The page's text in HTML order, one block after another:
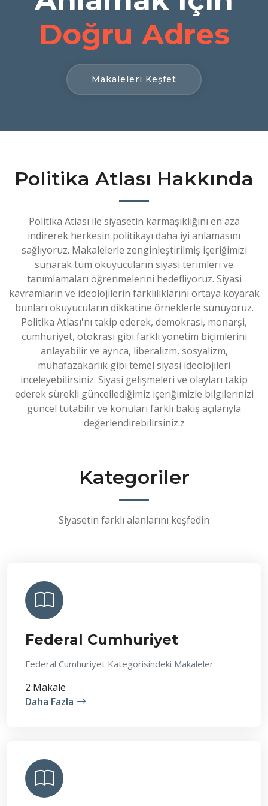
Doğru Adres
Makaleleri Keşfet
Politika Atlası Hakkında
Politika Atlası ile siyasetin karmaşıklığını en aza
indirerek herkesin politikayı daha iyi anlamasını
sağlıyoruz. Makalelerle zenginleştirilmiş içeriğimizi
sunarak tüm okuyucuların siyasi terimleri ve
tanımlamaları öğrenmelerini hedefliyoruz. Siyasi
kavramların ve ideolojilerin farklılıklarını ortaya koyarak
bunları okuyucuların dikkatine örneklerle sunuyoruz.
Politika Atlası'nı takip ederek, demokrasi, monarşi,
cumhuriyet, otokrasi gibi farklı yönetim biçimlerini
anlayabilir ve ayrıca, liberalizm, sosyalizm,
muhafazakarlık gibi temel siyasi ideolojileri
inceleyebilirsiniz. Siyasi gelişmeleri ve olayları takip
ederek sürekli güncellediğimiz içeriğimizle bilgilerinizi
güncel tutabilir ve konuları farklı bakış açılarıyla
değerlendirebilirsiniz.z
Kategoriler
Siyasetin farklı alanlarını keşfedin
Federal Cumhuriyet
Federal Cumhuriyet Kategorisindeki Makaleler
2 Makale
Daha Fazla